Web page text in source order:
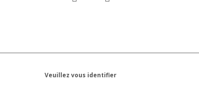
Veuillez vous identifier